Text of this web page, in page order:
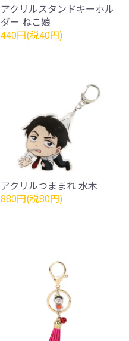
アクリルスタンドキーホル
ダー ねこ娘
440円(税40円)
アクリルつままれ 水木
880円(税80円)